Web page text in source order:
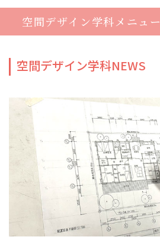
空間デザイン学科NEWS
空間デザイン学科メニュー
空間デザイン学部5つの特長
産学連携プロジェクト
オープンキャンパス2025
建築デザインコース
インテリアデザインコース
カリキュラム